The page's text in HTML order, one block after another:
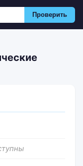
Проверить